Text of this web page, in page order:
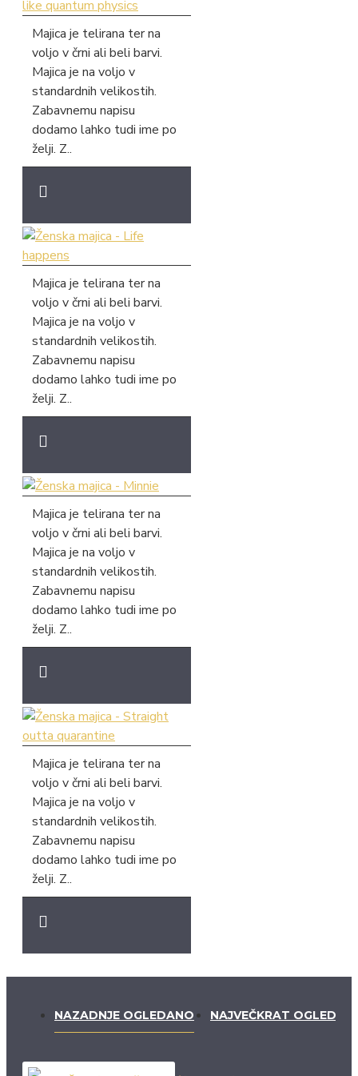
Majica je telirana ter na
voljo v črni ali beli barvi.
Majica je na voljo v
standardnih velikostih.
Zabavnemu napisu
dodamo lahko tudi ime po
želji. Z..
Majica je telirana ter na
voljo v črni ali beli barvi.
Majica je na voljo v
standardnih velikostih.
Zabavnemu napisu
dodamo lahko tudi ime po
želji. Z..
Majica je telirana ter na
voljo v črni ali beli barvi.
Majica je na voljo v
standardnih velikostih.
Zabavnemu napisu
dodamo lahko tudi ime po
želji. Z..
Majica je telirana ter na
voljo v črni ali beli barvi.
Majica je na voljo v
standardnih velikostih.
Zabavnemu napisu
dodamo lahko tudi ime po
želji. Z..
NAZADNJE OGLEDANO NAJVEČKRAT